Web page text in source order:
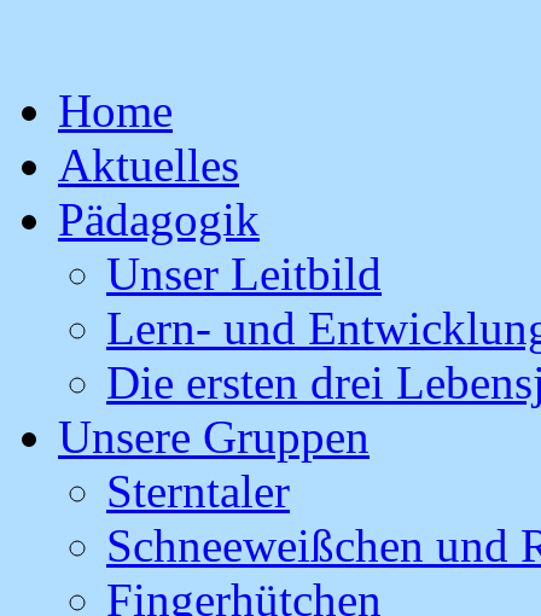
to
contentHome
Aktuelles
Pädagogik
Unser Leitbild
Lern- und
Die ersten drei
Unsere Gruppen
Sterntaler
Schneeweißchen und
Fingerhütchen